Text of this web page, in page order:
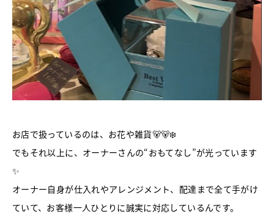
お店で扱っているのは、お花や雑貨🐻🐻‍❄️
でもそれ以上に、オーナーさんの“おもてなし”が光っています
✨
オーナー自身が仕入れやアレンジメント、配達まで全て手がけ
ていて、お客様一人ひとりに誠実に対応しているんです。